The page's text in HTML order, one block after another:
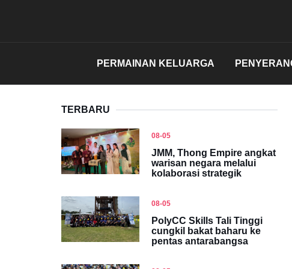
PERMAINAN KELUARGA
TERBARU
08-05
JMM, Thong Empire angkat
warisan negara melalui
kolaborasi strategik
08-05
PolyCC Skills Tali Tinggi
cungkil bakat baharu ke
pentas antarabangsa